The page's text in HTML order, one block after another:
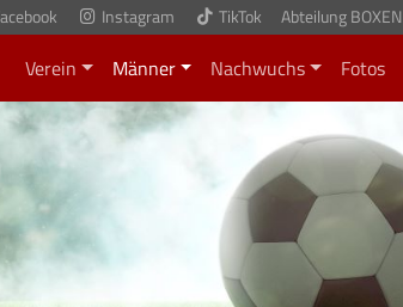
Instagram TikTok Abteilung BOXEN
Verein Männer Nachwuchs Fotos